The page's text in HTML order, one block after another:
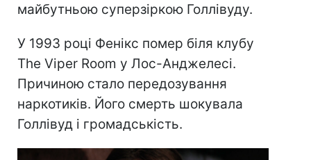
майбутньою суперзіркою Голлівуду.
У 1993 році Фенікс помер біля клубу
The Viper Room у Лос-Анджелесі.
Причиною стало передозування
наркотиків. Його смерть шокувала
Голлівуд і громадськість.